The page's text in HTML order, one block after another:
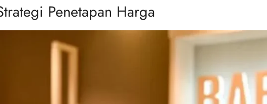
Penetapan Harga